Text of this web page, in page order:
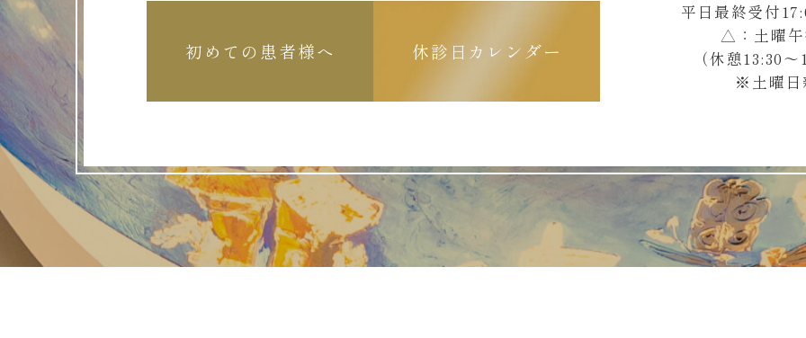
初めての患者様へ 休診日カレンダー
平日最終受付
△：土曜午
（休憩13:30
※土曜日